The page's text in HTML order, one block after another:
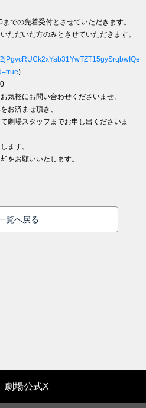
での先着受付とさせていただきます。
ただいた方のみとさせていただきます。
)
気軽にお問い合わせくださいませ。
お済ませ頂き、
劇場スタッフまでお申し出くださいま
ます。
をお願いいたします。
覧へ戻る
劇場公式X